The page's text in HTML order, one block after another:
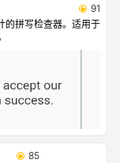
91
的拼写检查器。适用于
85